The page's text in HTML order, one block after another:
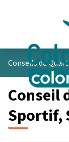
Conseils de
Conseil
Sportif,